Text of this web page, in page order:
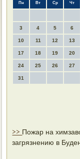
Пн Вт Ср Чт
3 4 5 6
10 11 12 13
17 18 19 20
24 25 26 27
31
>> Пожар на
загрязнению в